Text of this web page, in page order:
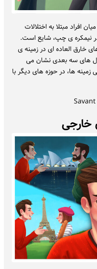
افراد مبتلا به اختلالات
نیمکره ی چپ، شایع است.
خارق العاده ای در زمینه ی
های سه بعدی نشان می
زمینه ها، در حوزه های دیگر با